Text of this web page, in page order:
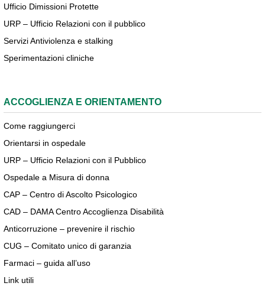
Ufficio Dimissioni Protette
URP – Ufficio Relazioni con il pubblico
Servizi Antiviolenza e stalking
Sperimentazioni cliniche
ACCOGLIENZA E ORIENTAMENTO
Come raggiungerci
Orientarsi in ospedale
URP – Ufficio Relazioni con il Pubblico
Ospedale a Misura di donna
CAP – Centro di Ascolto Psicologico
CAD – DAMA Centro Accoglienza Disabilità
Anticorruzione – prevenire il rischio
CUG – Comitato unico di garanzia
Farmaci – guida all’uso
Link utili